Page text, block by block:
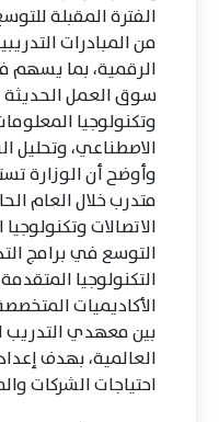
الفترة المقبلة
من المبادرات
الرقمية، بما يسهم
سوق العمل الحديثة
وتكنولوجيا
الاصطناعي، وتحليل
متدرب خلال العام
الاتصالات
التوسع في برامج
التكنولوجيا
الأكاديميات
بين معهدي التدريب
العالمية، بهدف
احتياجات الشركات